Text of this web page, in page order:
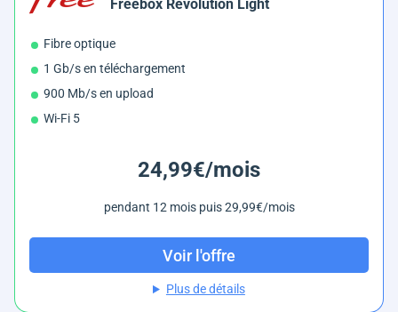
Freebox Révolution Light
Fibre optique
1 Gb/s en téléchargement
900 Mb/s en upload
Wi-Fi 5
24,99€/mois
pendant 12 mois puis 29,99€/mois
Voir l'offre
Plus de détails